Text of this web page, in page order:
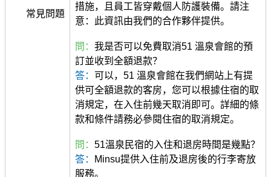
常見問題
措施，且員工皆穿戴個人防護裝備。請注
意：此資訊由我們的合作夥伴提供。
問： 我是否可以免費取消51 溫泉會館的預
訂並收到全額退款？
答： 可以，51 溫泉會館在我們網站上有提
供可全額退款的客房，您可以根據住宿的取
消規定，在入住前幾天取消即可。詳細的條
款和條件請務必參閱住宿的取消規定。
問： 51溫泉民宿的入住和退房時間是幾點？
答：
Minsu提供入住前及退房後的行李寄放
服務。